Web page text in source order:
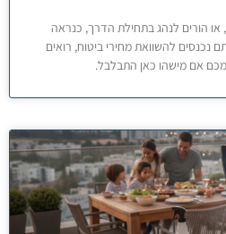
הורים לנהג בתחילת הדרך, כנראה
נכנסים להשוואת מחירי ביטוח, רואים
אם מישהו כאן התבלבל.